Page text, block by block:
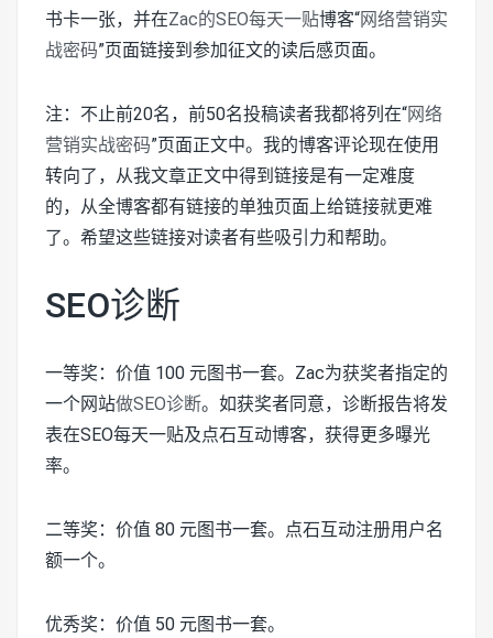
书卡一张，并在Zac的SEO每天一贴博客“网络营销实
战密码”页面链接到参加征文的读后感页面。
注：不止前20名，前50名投稿读者我都将列在“网络
营销实战密码”页面正文中。我的博客评论现在使用
转向了，从我文章正文中得到链接是有一定难度
的，从全博客都有链接的单独页面上给链接就更难
了。希望这些链接对读者有些吸引力和帮助。
SEO诊断
一等奖：价值 100 元图书一套。Zac为获奖者指定的
一个网站做SEO诊断。如获奖者同意，诊断报告将发
表在SEO每天一贴及点石互动博客，获得更多曝光
率。
二等奖：价值 80 元图书一套。点石互动注册用户名
额一个。
优秀奖：价值 50 元图书一套。